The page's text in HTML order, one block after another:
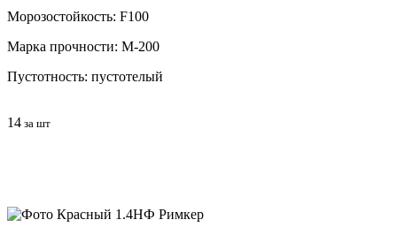
Морозостойкость: F100
Марка прочности: М-200
Пустотность: пустотелый
14 за шт